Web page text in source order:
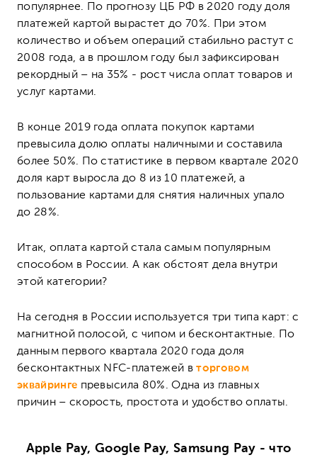
популярнее. По прогнозу ЦБ РФ в 2020 году доля
платежей картой вырастет до 70%. При этом
количество и объем операций стабильно растут с
2008 года, а в прошлом году был зафиксирован
рекордный – на 35% - рост числа оплат товаров и
услуг картами.
В конце 2019 года оплата покупок картами
превысила долю оплаты наличными и составила
более 50%. По статистике в первом квартале 2020
доля карт выросла до 8 из 10 платежей, а
пользование картами для снятия наличных упало
до 28%.
Итак, оплата картой стала самым популярным
способом в России. А как обстоят дела внутри
этой категории?
На сегодня в России используется три типа карт: с
магнитной полосой, с чипом и бесконтактные. По
данным первого квартала 2020 года доля
бесконтактных NFC-платежей вторговом
эквайринге превысила 80%. Одна из главных
причин – скорость, простота и удобство оплаты.
Apple Pay, Google Pay, Samsung Pay - что